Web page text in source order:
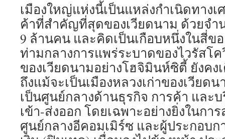
เมืองใหญ่แห่งนี้เป็นแหล่งกำเนิดทาง
ค้าที่สำคัญที่สุดของเวียดนาม ด้วยจำ
9 ล้านคน และคิดเป็นเกือบหนึ่งในสี่ขอ
ท่ามกลางการแพร่ระบาดของไวรัสโ
ของเวียดนามอย่างโฮจิมินห์ซิตี้ ยังคง
ถึงแม้จะเป็นเมืองหลวงเก่าของเวีย
เป็นศูนย์กลางด้านธุรกิจ การค้า และ
เข้า-ส่งออก โดยเฉพาะอย่างยิ่งในกา
ศูนย์กลางอีคอมเมิร์ซ และผู้ประกอบก